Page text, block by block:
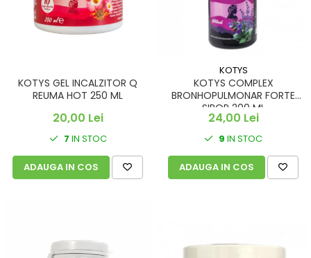
KOTYS GEL INCALZITOR Q
REUMA HOT 250 ML
20,00 Lei
7 IN STOC
ADAUGA IN COS
KOTYS
KOTYS COMPLEX
BRONHOPULMONAR FORTE
SIROP 200 ML
24,00 Lei
9 IN STOC
ADAUGA IN COS